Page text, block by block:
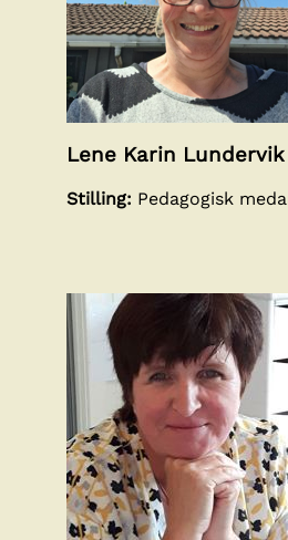
Lene Karin
Stilling: Pedagogisk